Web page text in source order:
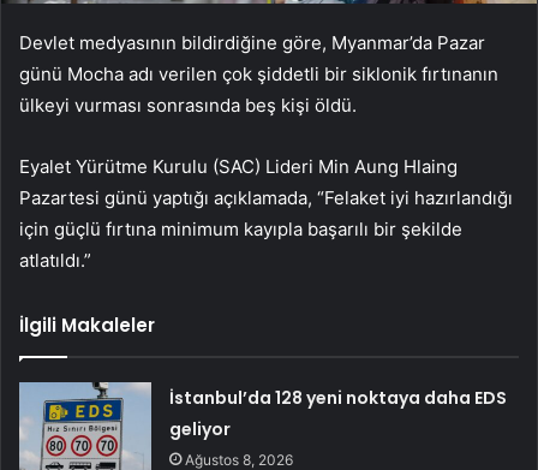
Devlet medyasının bildirdiğine göre, Myanmar’da Pazar
günü Mocha adı verilen çok şiddetli bir siklonik fırtınanın
ülkeyi vurması sonrasında beş kişi öldü.
Eyalet Yürütme Kurulu (SAC) Lideri Min Aung Hlaing
Pazartesi günü yaptığı açıklamada, “Felaket iyi hazırlandığı
için güçlü fırtına minimum kayıpla başarılı bir şekilde
atlatıldı.”
İlgili Makaleler
İstanbul’da 128 yeni noktaya daha EDS
geliyor
Ağustos 8, 2026